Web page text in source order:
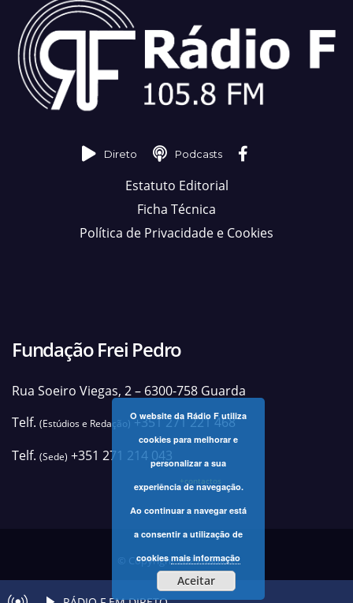
Direto Podcasts
Estatuto Editorial
Ficha Técnica
Política de Privacidade e Cookies
Fundação Frei Pedro
Rua Soeiro Viegas, 2 – 6300-758 Guarda
Telf. (Estúdios e Redação)+351 271 221 468
Telf. (Sede) +351 271 214 043
+contactos
© Copyright 2025 Rádio F
O website da Rádio F utiliza
cookies para melhorar e
personalizar a sua
experiência de navegação.
Ao continuar a navegar está
a consentir a utilização de
cookiesmais informação
Aceitar